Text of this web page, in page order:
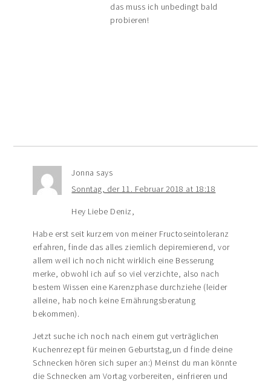
das muss ich unbedingt bald
probieren!
Jonna says
Sonntag, der 11. Februar 2018 at 18:18
Hey Liebe Deniz,
Habe erst seit kurzem von meiner Fructoseintoleranz
erfahren, finde das alles ziemlich depiremierend, vor
allem weil ich noch nicht wirklich eine Besserung
merke, obwohl ich auf so viel verzichte, also nach
bestem Wissen eine Karenzphase durchziehe (leider
alleine, hab noch keine Ernährungsberatung
bekommen).
Jetzt suche ich noch nach einem gut verträglichen
Kuchenrezept für meinen Geburtstag,un d finde deine
Schnecken hören sich super an:) Meinst du man könnte
die Schnecken am Vortag vorbereiten, einfrieren und